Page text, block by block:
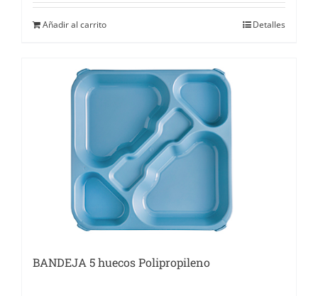
Añadir al carrito Detalles
BANDEJA 5 huecos Polipropileno